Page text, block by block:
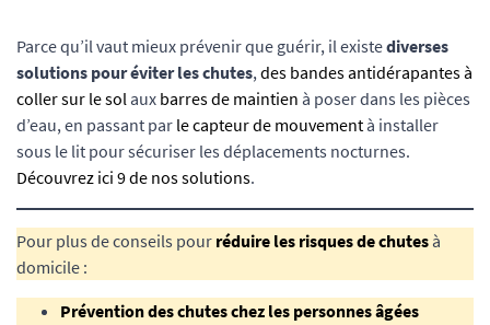
Parce qu’il vaut mieux prévenir que guérir, il existediverses
solutions pour éviter les chutes,des bandes antidérapantes à
coller sur le sol aux barres de maintien à poser dans les pièces
d’eau, en passant par le capteur de mouvement à installer
sous le lit pour sécuriser les déplacements nocturnes.
Découvrez ici 9 de nos solutions.
Pour plus de conseils pour réduire les risques de chutes à
domicile :
Prévention des chutes chez les personnes âgées